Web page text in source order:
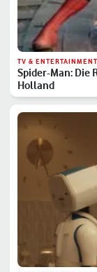
TV & ENTERTAINMENT
Spider-Man: Die
Holland